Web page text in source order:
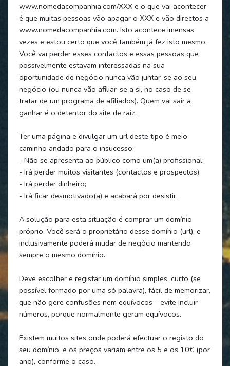
www.nomedacompanhia.com/XXX e o que vai acontecer
é que muitas pessoas vão apagar o XXX e vão directos a
www.nomedacompanhia.com. Isto acontece imensas
vezes e estou certo que você também já fez isto mesmo.
Você vai perder esses contactos e essas pessoas que
possivelmente estavam interessadas na sua
oportunidade de negócio nunca vão juntar-se ao seu
negócio (ou nunca vão afiliar-se a si, no caso de se
tratar de um programa de afiliados). Quem vai sair a
ganhar é o detentor do site de raiz.
Ter uma página e divulgar um url deste tipo é meio
caminho andado para o insucesso:
- Não se apresenta ao público como um(a) profissional;
- Irá perder muitos visitantes (contactos e prospectos);
- Irá perder dinheiro;
- Irá ficar desmotivado(a) e acabará por desistir.
A solução para esta situação é comprar um domínio
próprio. Você será o proprietário desse domínio (url), e
inclusivamente poderá mudar de negócio mantendo
sempre o mesmo domínio.
Deve escolher e registar um domínio simples, curto (se
possível formado por uma só palavra), fácil de memorizar,
que não gere confusões nem equívocos – evite incluir
números, porque normalmente geram equívocos.
Existem muitos sites onde poderá efectuar o registo do
seu domínio, e os preços variam entre os 5 e os 10€ (por
ano), conforme o caso.